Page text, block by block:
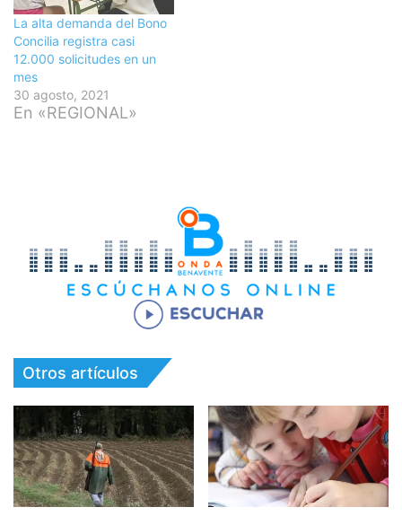
La alta demanda del Bono
Concilia registra casi
12.000 solicitudes en un
mes
30 agosto, 2021
En «REGIONAL»
Otros artículos